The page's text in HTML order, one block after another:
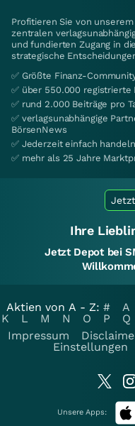
Profitieren Sie von
zentralen
und fundierten Zugang in
strategische
✅ Größte Finanz-
✅ über 550.000 registrierte
✅ rund 2.000 Beiträge pro
✅ verlagsunabhängige
BörsenNews
✅ Jederzeit einfach
✅ mehr als 25 Jahre
Ihre
Jetzt Depot bei
Aktien von A - Z: # A
K
L M N O P Q
Impressum
Einstellungen
Unsere Apps: